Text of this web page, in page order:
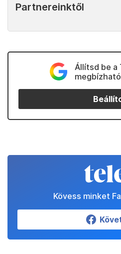
Partnereinktől
Állítsd be a
Kövess minket